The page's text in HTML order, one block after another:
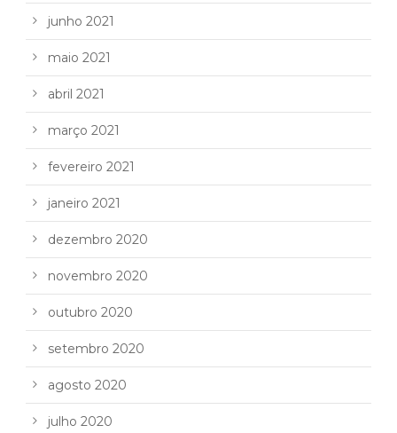
junho 2021
maio 2021
abril 2021
março 2021
fevereiro 2021
janeiro 2021
dezembro 2020
novembro 2020
outubro 2020
setembro 2020
agosto 2020
julho 2020